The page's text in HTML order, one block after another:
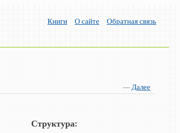
Книги О сайте Обратная связь
—Далее
Структура: